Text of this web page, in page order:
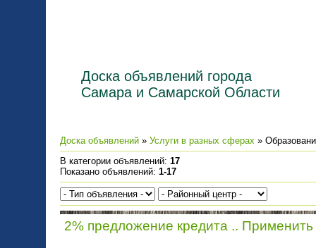
Доска объявлений города
Самара и Самарской Области
Доска объявлений » Услуги в разных сферах »
В категории объявлений: 17
Показано объявлений: 1-17
2% предложение кредита .. Применить